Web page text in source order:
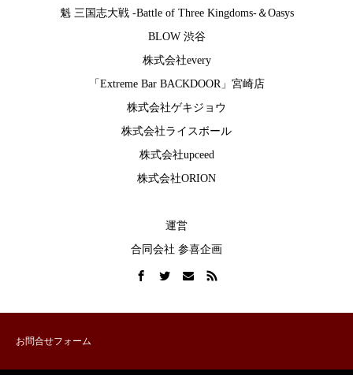
魁 三国志大戦 -Battle of Three Kingdoms-＆Oasys
BLOW 渋谷
株式会社every
「Extreme Bar BACKDOOR」宮崎店
株式会社ゲキジョウ
株式会社ライスボール
株式会社upceed
株式会社ORION
運営
合同会社 参喜企画
お問合せフォーム